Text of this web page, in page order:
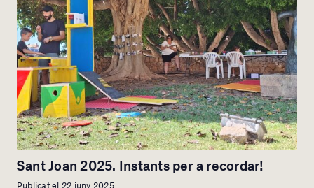
Sant Joan 2025. Instants per a recordar!
Publicat el 22 juny 2025